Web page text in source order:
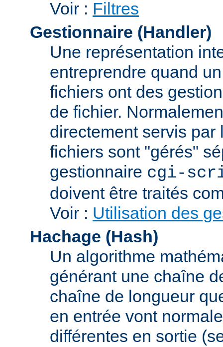
Voir : Filtres
Gestionnaire (Handler)
Une représentation
entreprendre quand
fichiers ont des
de fichier.
directement servis par
fichiers sont "gérés"
gestionnaire cgi-
doivent être traités
Voir : Utilisation des
Hachage (Hash)
Un algorithme
générant une chaîne
chaîne de longueur
en entrée vont
différentes en sortie